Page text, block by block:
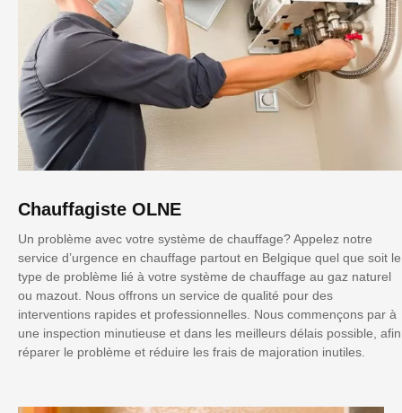
Chauffagiste OLNE
Un problème avec votre système de chauffage? Appelez notre
service d’urgence en chauffage partout en Belgique quel que soit le
type de problème lié à votre système de chauffage au gaz naturel
ou mazout. Nous offrons un service de qualité pour des
interventions rapides et professionnelles. Nous commençons par à
une inspection minutieuse et dans les meilleurs délais possible, afin
réparer le problème et réduire les frais de majoration inutiles.